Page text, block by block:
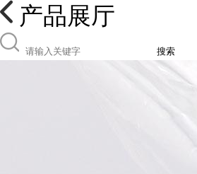
产品展厅
搜索